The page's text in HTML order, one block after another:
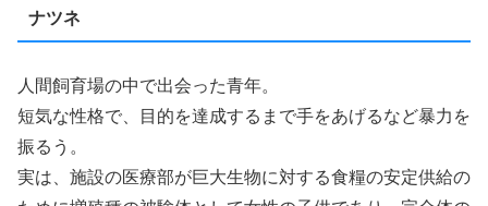
ナツネ
人間飼育場の中で出会った青年。
短気な性格で、目的を達成するまで手をあげるなど暴力を
振るう。
実は、施設の医療部が巨大生物に対する食糧の安定供給の